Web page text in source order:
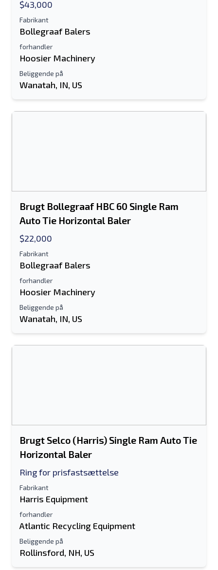
$43,000
Fabrikant
Bollegraaf Balers
forhandler
Hoosier Machinery
Beliggende på
Wanatah, IN, US
Brugt Bollegraaf HBC 60 Single Ram
Auto Tie Horizontal Baler
$22,000
Fabrikant
Bollegraaf Balers
forhandler
Hoosier Machinery
Beliggende på
Wanatah, IN, US
Brugt Selco (Harris) Single Ram Auto Tie
Horizontal Baler
Ring for prisfastsættelse
Fabrikant
Harris Equipment
forhandler
Atlantic Recycling Equipment
Beliggende på
Rollinsford, NH, US